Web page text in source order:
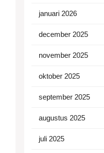
januari 2026
december 2025
november 2025
oktober 2025
september 2025
augustus 2025
juli 2025